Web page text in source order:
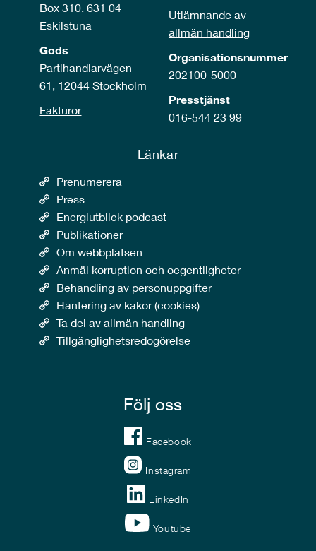
Box 310, 631 04
Eskilstuna
Gods
Partihandlarvägen
61, 12044 Stockholm
Fakturor
Utlämnande av
allmän handling
Organisationsnummer
202100-5000
Presstjänst
016-544 23 99
Länkar
Prenumerera
Press
Energiutblick podcast
Publikationer
Om webbplatsen
Anmäl korruption och oegentligheter
Behandling av personuppgifter
Hantering av kakor (cookies)
Ta del av allmän handling
Tillgänglighetsredogörelse
Följ oss
Facebook
Instagram
LinkedIn
Youtube